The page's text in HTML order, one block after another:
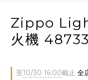
Zippo
火機 48733
至10/30 16:00截止 全